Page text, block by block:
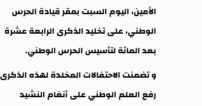
الأمين، اليوم السبت بمقر قيادة الحرس
الوطني، على تخليد الذكرى الرابعة عشرة
بعد المائة لتأسيس الحرس الوطني.
و تضمنت الاحتفالات المخلدة لهذه الذكرى
رفع العلم الوطني على أنغام النشيد